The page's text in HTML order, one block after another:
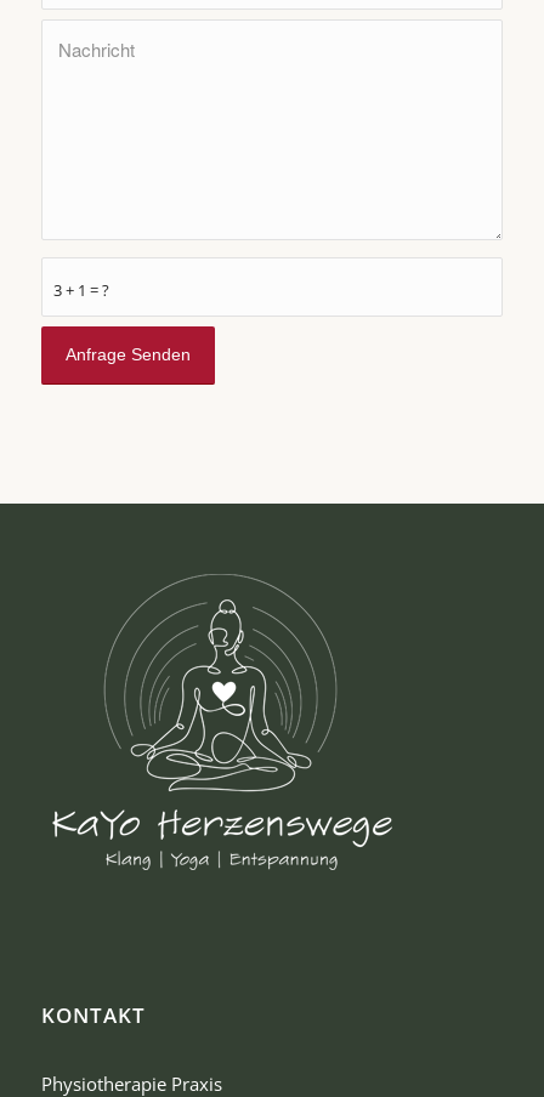
3 + 1 = ?
KONTAKT
Physiotherapie Praxis